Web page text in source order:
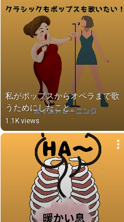
私がポップスからオペラまで歌
うためにしたこと。
1.1K views